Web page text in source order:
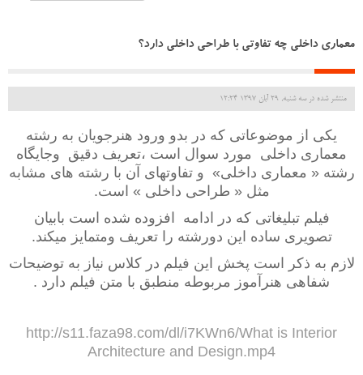
معماری داخلی چه تفاوتی با طراحی داخلی دارد؟
منتشر شده در سه شنبه, 29 آبان 1397 12:24
یکی از موضوعاتی که در بدو ورود هنرجویان به رشته
معماری داخلی مورد سوال است ،تعریف دقیق وجایگاه
رشته « معماری داخلی» و تفاوتهای آن با رشته های مشابه
مثل « طراحی داخلی » است.
فیلم تبلیغاتی که در ادامه افزوده شده است بابیان
تصویری ساده این دورشته را تعریف ومتمایز میکند.
لازم به ذکر است پخش این فیلم در کلاس نیاز به توضیحات
شفاهی هنرآموز مربوطه منطبق با متن فیلم دارد .
http://s11.faza98.com/dl/i7KWn6/What is Interior
Architecture and Design.mp4